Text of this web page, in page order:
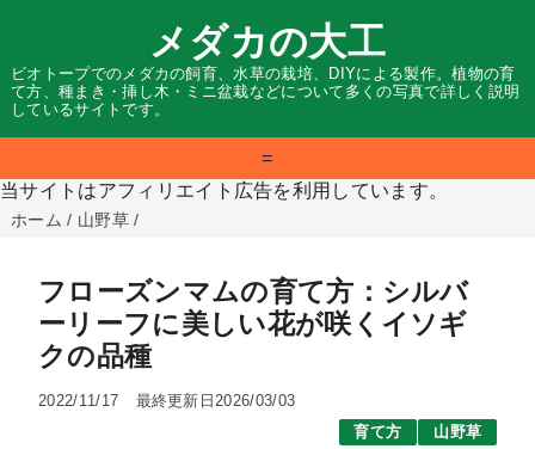
メダカの大工
ビオトープでのメダカの飼育、水草の栽培、DIYによる製作。植物の育
て方、種まき・挿し木・ミニ盆栽などについて多くの写真で詳しく説明
しているサイトです。
=
当サイトはアフィリエイト広告を利用しています。
ホーム / 山野草 /
フローズンマムの育て方：シルバ
ーリーフに美しい花が咲くイソギ
クの品種
2022/11/17
最終更新日2026/03/03
育て方
山野草